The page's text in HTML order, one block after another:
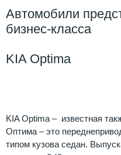
Автомобили
бизнес-класса
KIA Optima
KIA Optima – известная
Оптима – это
типом кузова седан.